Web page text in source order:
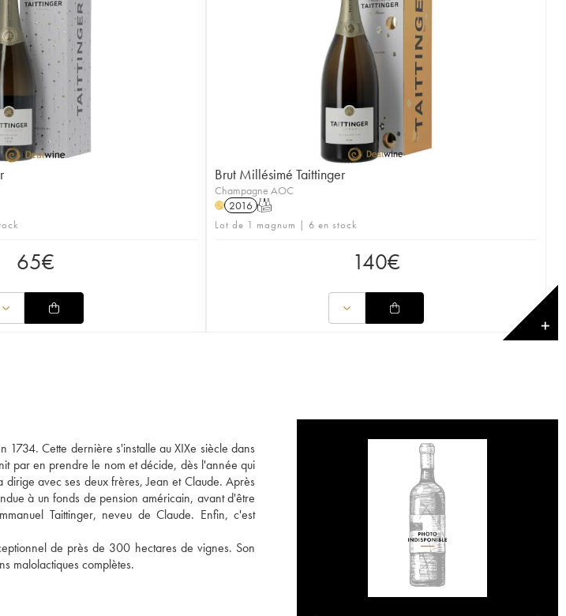
65€
Brut Millésimé Taittinger
Champagne AOC
H 2016 T
Lot de 1 magnum | 6 en stock
140€
✕
1734. Cette dernière s'installe au XIXe siècle dans
par en prendre le nom et décide, dès l'année qui
avec ses deux frères, Jean et Claude. Après
à un fonds de pension américain, avant d'être
Taittinger, neveu de Claude. Enfin, c'est
de près de 300 hectares de vignes. Son
malolactiques complètes.